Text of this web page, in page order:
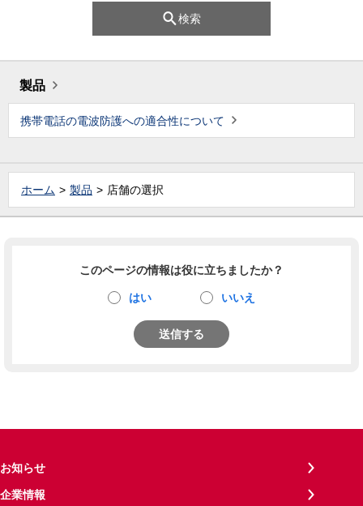
検索
製品
携帯電話の電波防護への適合性について
ホーム 製品 店舗の選択
このページの情報は役に立ちましたか？
はい いいえ
送信する
お知らせ
企業情報